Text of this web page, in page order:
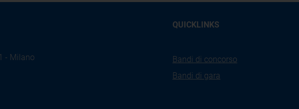
- Milano
QUICKLINKS
Bandi di concorso
Bandi di gara